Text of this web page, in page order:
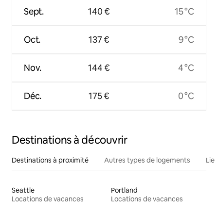
Sept.
Oct.
Nov.
Déc.
140 €
137 €
144 €
175 €
15 °C
9 °C
4 °C
0 °C
Destinations à découvrir
Destinations à proximité Autres types de logements
Seattle
Locations de vacances
Portland
Locations de vacances